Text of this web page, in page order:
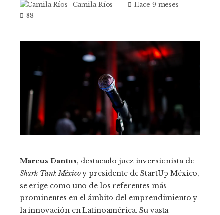
Camila Ríos
Hace 9 meses
88
Marcus Dantus, destacado juez inversionista de
Shark Tank México y presidente de StartUp México,
se erige como uno de los referentes más
prominentes en el ámbito del emprendimiento y
la innovación en Latinoamérica. Su vasta